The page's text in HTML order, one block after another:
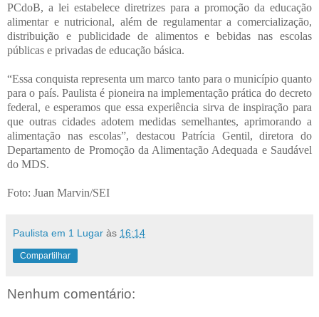
PCdoB, a lei estabelece diretrizes para a promoção da educação
alimentar e nutricional, além de regulamentar a comercialização,
distribuição e publicidade de alimentos e bebidas nas escolas
públicas e privadas de educação básica.
“Essa conquista representa um marco tanto para o município quanto
para o país. Paulista é pioneira na implementação prática do decreto
federal, e esperamos que essa experiência sirva de inspiração para
que outras cidades adotem medidas semelhantes, aprimorando a
alimentação nas escolas”, destacou Patrícia Gentil, diretora do
Departamento de Promoção da Alimentação Adequada e Saudável
do MDS.
Foto: Juan Marvin/SEI
Paulista em 1 Lugar às 16:14
Compartilhar
Nenhum comentário: